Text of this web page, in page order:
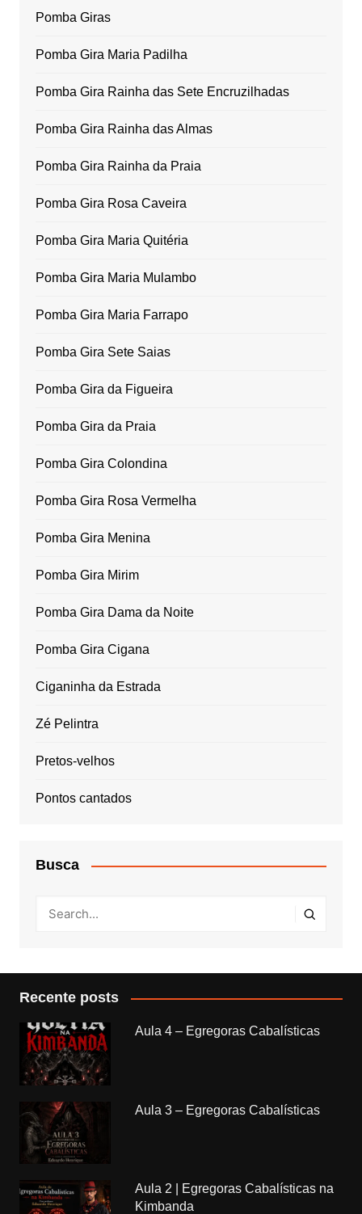
Pomba Giras
Pomba Gira Maria Padilha
Pomba Gira Rainha das Sete Encruzilhadas
Pomba Gira Rainha das Almas
Pomba Gira Rainha da Praia
Pomba Gira Rosa Caveira
Pomba Gira Maria Quitéria
Pomba Gira Maria Mulambo
Pomba Gira Maria Farrapo
Pomba Gira Sete Saias
Pomba Gira da Figueira
Pomba Gira da Praia
Pomba Gira Colondina
Pomba Gira Rosa Vermelha
Pomba Gira Menina
Pomba Gira Mirim
Pomba Gira Dama da Noite
Pomba Gira Cigana
Ciganinha da Estrada
Zé Pelintra
Pretos-velhos
Pontos cantados
Busca
Recente posts
Aula 4 – Egregoras Cabalísticas
Aula 3 – Egregoras Cabalísticas
Aula 2 | Egregoras Cabalísticas na
Kimbanda